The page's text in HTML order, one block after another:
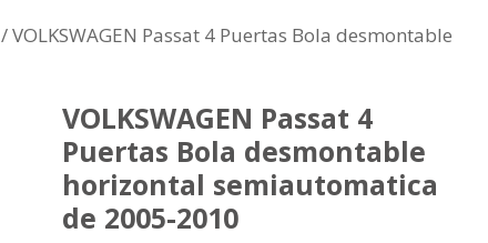
/ VOLKSWAGEN Passat 4 Puertas Bola desmontable
VOLKSWAGEN Passat 4
Puertas Bola desmontable
horizontal semiautomatica
de 2005-2010